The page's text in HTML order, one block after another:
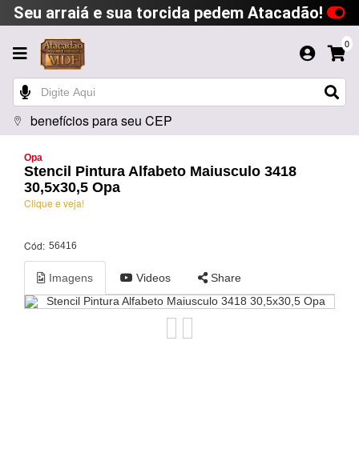
Seu arraiá e sua torcida pedem Atacadão!
0
benefícios para seu CEP
Opa
Stencil Pintura Alfabeto Maiusculo 3418
30,5x30,5 Opa
Clique e veja!
Cód: 56416
Imagens Videos Share